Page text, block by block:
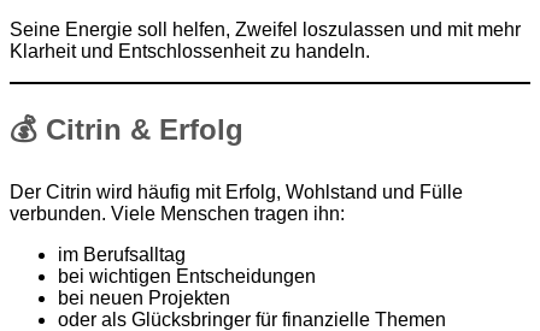
Seine Energie soll helfen, Zweifel loszulassen und mit mehr
Klarheit und Entschlossenheit zu handeln.
💰 Citrin & Erfolg
Der Citrin wird häufig mit Erfolg, Wohlstand und Fülle
verbunden. Viele Menschen tragen ihn:
im Berufsalltag
bei wichtigen Entscheidungen
bei neuen Projekten
oder als Glücksbringer für finanzielle Themen